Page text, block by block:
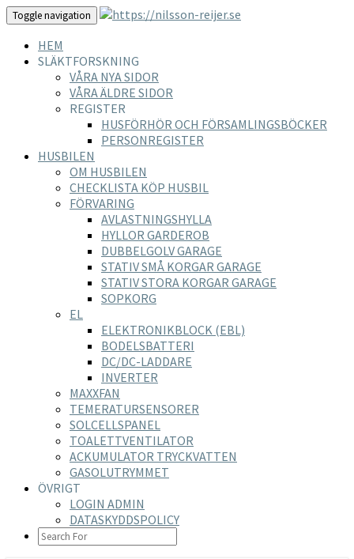
Toggle navigation
HEM
SLÄKTFORSKNING
VÅRA NYA SIDOR
VÅRA ÄLDRE SIDOR
REGISTER
HUSFÖRHÖR OCH FÖRSAMLINGSBÖCKER
PERSONREGISTER
HUSBILEN
OM HUSBILEN
CHECKLISTA KÖP HUSBIL
FÖRVARING
AVLASTNINGSHYLLA
HYLLOR GARDEROB
DUBBELGOLV GARAGE
STATIV SMÅ KORGAR GARAGE
STATIV STORA KORGAR GARAGE
SOPKORG
EL
ELEKTRONIKBLOCK (EBL)
BODELSBATTERI
DC/DC-LADDARE
INVERTER
MAXXFAN
TEMERATURSENSORER
SOLCELLSPANEL
TOALETTVENTILATOR
ACKUMULATOR TRYCKVATTEN
GASOLUTRYMMET
ÖVRIGT
LOGIN ADMIN
DATASKYDDSPOLICY
SEARCH
ICON